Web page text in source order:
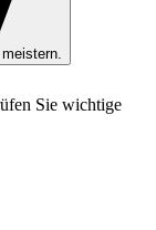
Sie wichtige